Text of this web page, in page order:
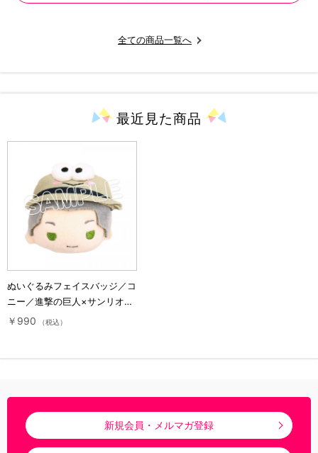
全ての商品一覧へ
最近見た商品
ぬいぐるみフェイスバッジ／コ
ニー／進撃の巨人×サンリオキ
ャラクターズ2
￥990 （税込）
新規会員・メルマガ登録